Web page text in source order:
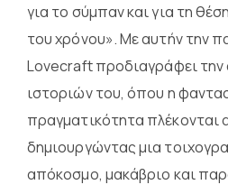
για το σύμπαν και για τη
του χρόνου». Με αυτήν την
Lovecraft προδιαγράφει
ιστοριών του, όπου η
πραγματικότητα πλέκονται
δημιουργώντας μια
απόκοσμο, μακάβριο και